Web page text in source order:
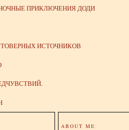
ПРИКЛЮЧЕНИЯ ДОДИ
ИСТОЧНИКОВ
ABOUT ME